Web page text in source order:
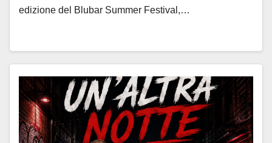
edizione del Blubar Summer Festival,…